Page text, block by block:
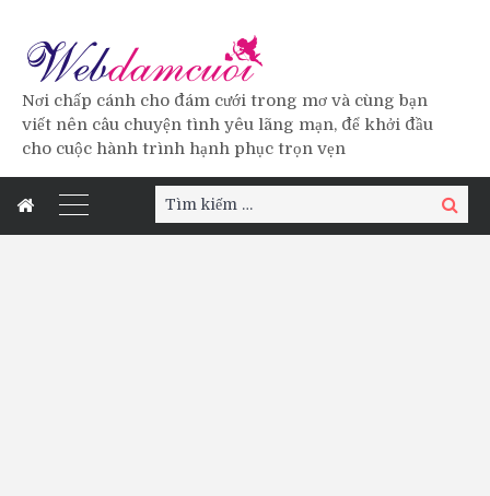
Nơi chấp cánh cho đám cưới trong mơ và cùng bạn
viết nên câu chuyện tình yêu lãng mạn, để khởi đầu
cho cuộc hành trình hạnh phục trọn vẹn
Tìm
kiếm:
Tìm
kiếm